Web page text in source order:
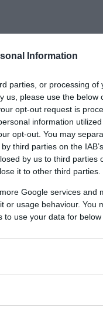
Information
parties, or processing of
us, please use the below
opt-out request is
information
opt-out. You may
third parties on the
by us to third parties
it to other third parties.
Google services and
or usage behaviour. You
use your data for
di Yoga e